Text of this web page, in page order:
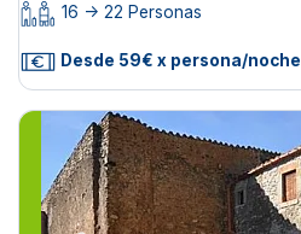
16 -> 22 Personas
Desde 59€ x persona/noche